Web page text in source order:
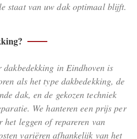
staat van uw dak optimaal blijft.
in Eindhoven is
als het type dakbedekking, de
dak, en de gekozen techniek
We hanteren een prijs per
leggen of repareren van
variëren afhankelijk van het